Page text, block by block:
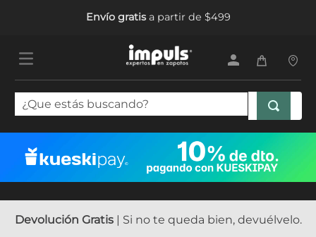
Envío gratisa partir de $499
¿Que estás buscando?
Devolución Gratis| Si no te queda bien, devuélvelo.
1.
tenis mujer
tenis hombre